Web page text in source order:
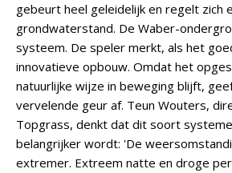
gebeurt heel geleidelijk en regelt zich
grondwaterstand. De Waber-
systeem. De speler merkt, als het
innovatieve opbouw. Omdat het
natuurlijke wijze in beweging blijft,
vervelende geur af. Teun Wouters,
Topgrass, denkt dat dit soort
belangrijker wordt: 'De
extremer. Extreem natte en droge